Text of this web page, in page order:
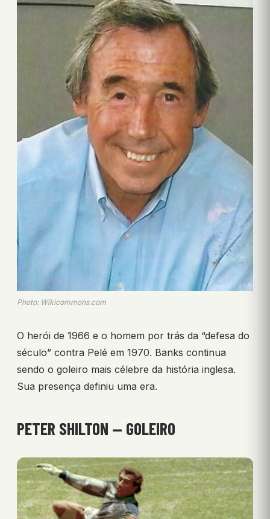
Photo: Wikicommons.com
O herói de 1966 e o homem por trás da “defesa do
século” contra Pelé em 1970. Banks continua
sendo o goleiro mais célebre da história inglesa.
Sua presença definiu uma era.
PETER SHILTON — GOLEIRO